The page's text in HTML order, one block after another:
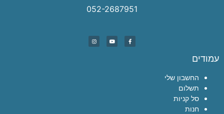
052-2687951
עמודים
החשבון שלי
תשלום
סל קניות
חנות